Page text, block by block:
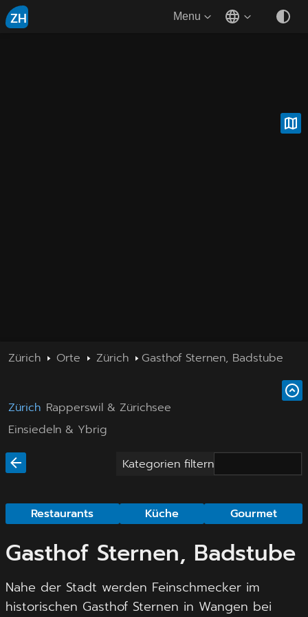
ZH Menu
Zürich Orte Zürich Gasthof Sternen, Badstube
Zürich Rapperswil & Zürichsee
Einsiedeln & Ybrig
Kategorien filtern
Restaurants Küche Gourmet
Gasthof Sternen, Badstube
Nahe der Stadt werden Feinschmecker im
historischen Gasthof Sternen in Wangen bei